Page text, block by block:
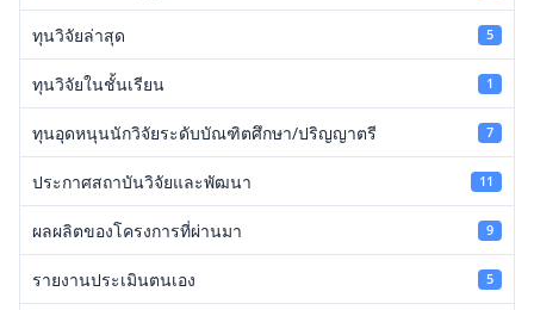
ทุนวิจัยล่าสุด 5
ทุนวิจัยในชั้นเรียน 1
ทุนอุดหนุนนักวิจัยระดับบัณฑิตศึกษา/ปริญญาตรี 7
ประกาศสถาบันวิจัยและพัฒนา 11
ผลผลิตของโครงการที่ผ่านมา 9
รายงานประเมินตนเอง 5